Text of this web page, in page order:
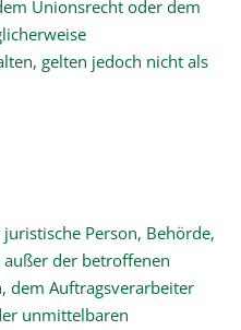
Unionsrecht oder dem
gelten jedoch nicht als
Person, Behörde,
der betroffenen
dem Auftragsverarbeiter
unmittelbaren